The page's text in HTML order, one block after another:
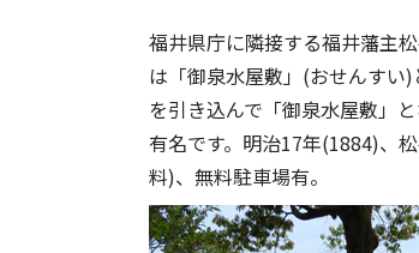
福井県庁に隣接する福井藩主
は「御泉水屋敷」(おせんすい
を引き込んで「御泉水屋敷」
有名です。明治17年(1884)、
料)、無料駐車場有。